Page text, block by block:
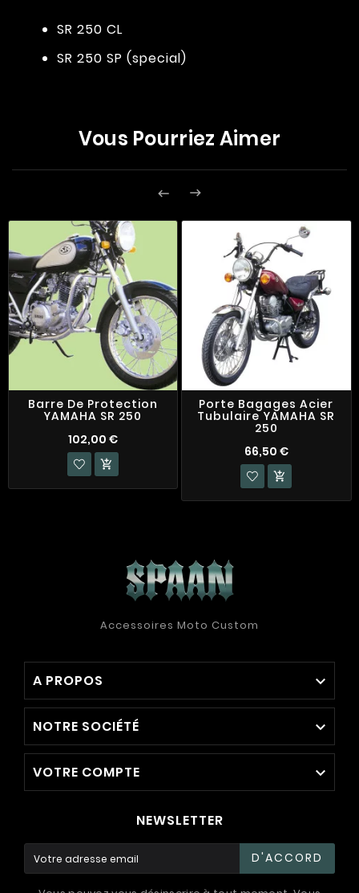
SR 250 CL
SR 250 SP (special)
Vous Pourriez Aimer
 
Barre De Protection
YAMAHA SR 250
102,00 €

Porte Bagages Acier
Tubulaire YAMAHA SR
250
66,50 €

Accessoires Moto Custom
A PROPOS 
NOTRE SOCIÉTÉ 
VOTRE COMPTE 
NEWSLETTER
D'ACCORD